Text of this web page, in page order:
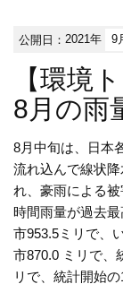
公開日：2021年 9
【環境
8月の雨
8月中旬は、日本
流れ込んで線状
れ、豪雨による
時間雨量が過去
市953.5ミリで、
市870.0 ミリで、
リで、統計開始の